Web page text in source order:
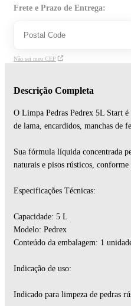
Frete e Prazo de Entrega:
Não sei meu CEP
Descrição Completa
O Limpa Pedras Pedrex 5L Start é
de lama, encardidos, manchas de
Sua fórmula líquida concentrada
naturais e pisos rústicos, conforme
Especificações Técnicas:
Capacidade: 5 L
Modelo: Pedrex
Conteúdo da embalagem: 1
Indicação de uso:
Indicado para limpeza de pedras